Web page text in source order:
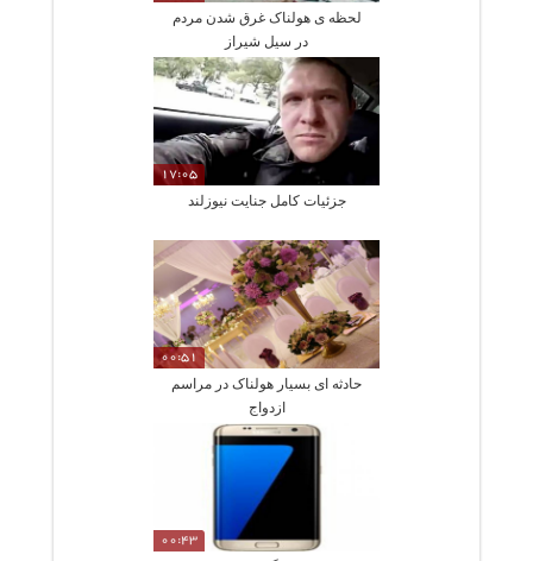
لحظه ی هولناک غرق شدن مردم
در سیل شیراز
17:05
جزئیات کامل جنایت نیوزلند
00:51
حادثه ای بسیار هولناک در مراسم
ازدواج
00:43